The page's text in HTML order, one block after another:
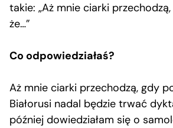
takie: „Aż mnie ciarki
że…”
Co odpowiedziałaś?
Aż mnie ciarki przechodzą, gdy
Białorusi nadal będzie trwać
później dowiedziałam się o